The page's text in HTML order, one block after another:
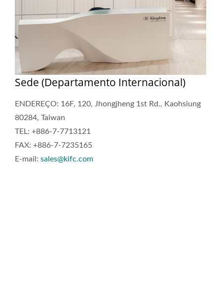
Sede (Departamento Internacional)
ENDEREÇO: 16F, 120, Jhongjheng 1st Rd., Kaohsiung
80284, Taiwan
TEL: +886-7-7713121
FAX: +886-7-7235165
E-mail: sales@kifc.com